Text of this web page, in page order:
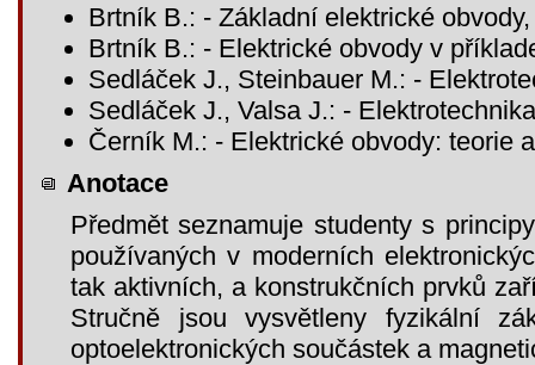
Brtník B.: - Základní elektrické
Brtník B.: - Elektrické obvody v
Sedláček J., Steinbauer M.: -
Sedláček J., Valsa J.: -
Černík M.: - Elektrické obvody: teorie
Anotace
Předmět seznamuje studenty s
používaných v moderních
tak aktivních, a konstrukčních prvků
Stručně jsou vysvětleny fyzikální
optoelektronických součástek a